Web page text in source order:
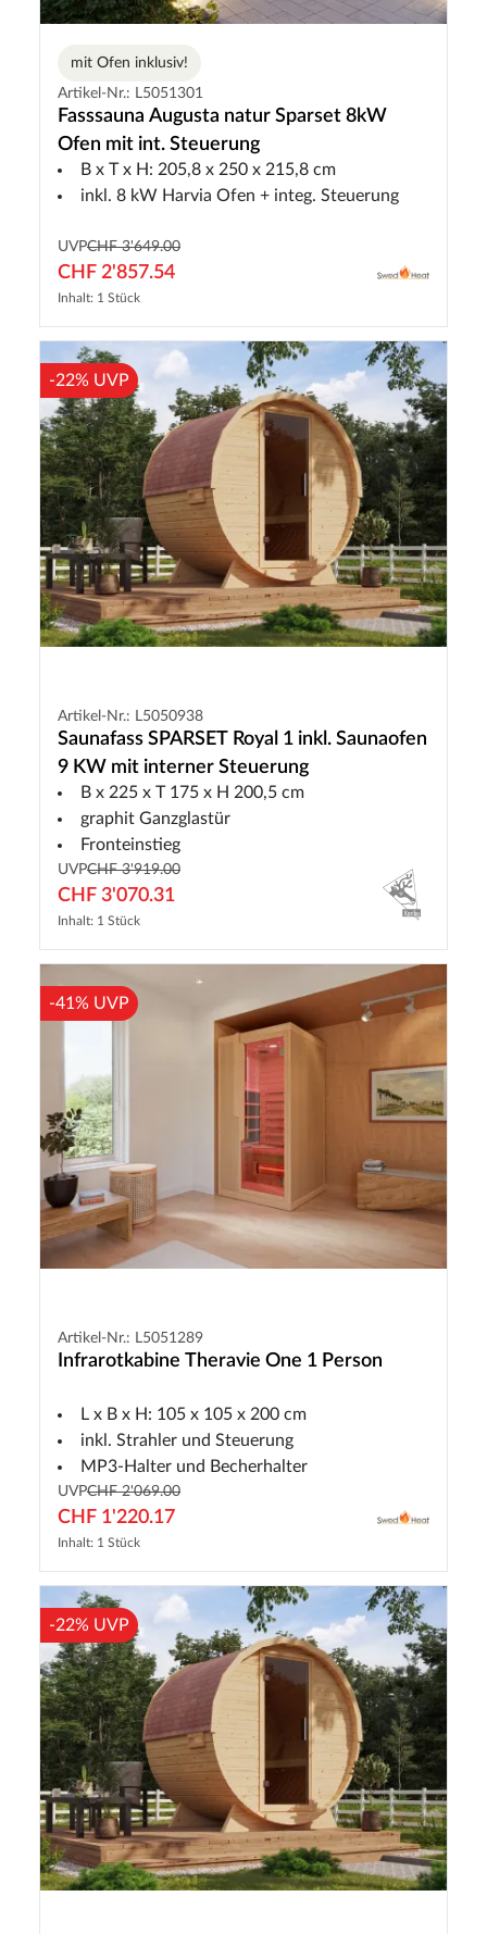
mit Ofen inklusiv!
Artikel-Nr.: L5051301
Fasssauna Augusta natur Sparset 8kW
Ofen mit int. Steuerung
B x T x H: 205,8 x 250 x 215,8 cm
inkl. 8 kW Harvia Ofen + integ. Steuerung
UVPCHF 3'649.00
CHF 2'857.54
Inhalt: 1 Stück
-22% UVP
Artikel-Nr.: L5050938
Saunafass SPARSET Royal 1 inkl. Saunaofen
9 KW mit interner Steuerung
B x 225 x T 175 x H 200,5 cm
graphit Ganzglastür
Fronteinstieg
UVPCHF 3'919.00
CHF 3'070.31
Inhalt: 1 Stück
-41% UVP
Artikel-Nr.: L5051289
Infrarotkabine Theravie One 1 Person
L x B x H: 105 x 105 x 200 cm
inkl. Strahler und Steuerung
MP3-Halter und Becherhalter
UVPCHF 2'069.00
CHF 1'220.17
Inhalt: 1 Stück
-22% UVP